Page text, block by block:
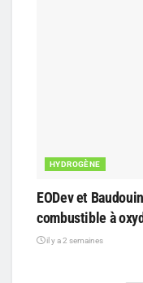
HYDROGÈNE
EODev et
combustible à
il y a 2 semaines